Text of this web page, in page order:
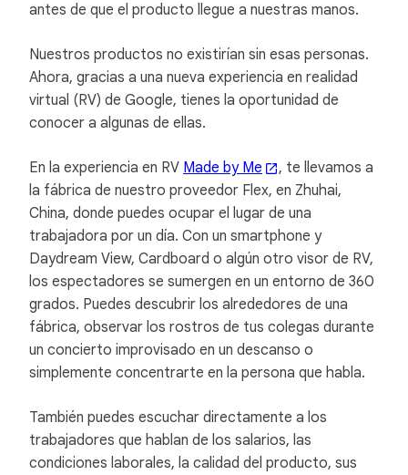
antes de que el producto llegue a nuestras manos.
Nuestros productos no existirían sin esas personas.
Ahora, gracias a una nueva experiencia en realidad
virtual (RV) de Google, tienes la oportunidad de
conocer a algunas de ellas.
En la experiencia en RV Made by Me
, te llevamos a
la fábrica de nuestro proveedor Flex, en Zhuhai,
China, donde puedes ocupar el lugar de una
trabajadora por un día. Con un smartphone y
Daydream View, Cardboard o algún otro visor de RV,
los espectadores se sumergen en un entorno de 360
grados. Puedes descubrir los alrededores de una
fábrica, observar los rostros de tus colegas durante
un concierto improvisado en un descanso o
simplemente concentrarte en la persona que habla.
También puedes escuchar directamente a los
trabajadores que hablan de los salarios, las
condiciones laborales, la calidad del producto, sus